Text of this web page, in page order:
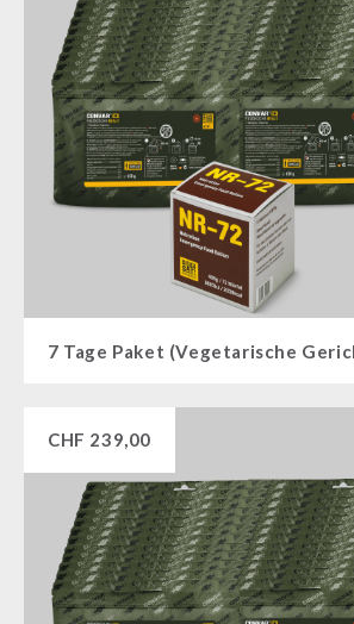
7 Tage Paket (Vegetarische
CHF 239,00